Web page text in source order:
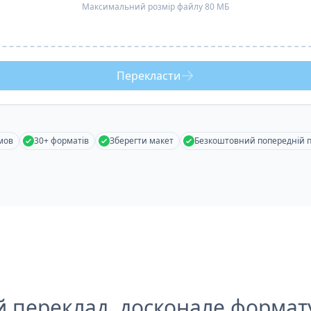
Максимальний розмір файлу 80 МБ
Перекласти
30+ форматів Зберегти макет Безкоштовний попередній